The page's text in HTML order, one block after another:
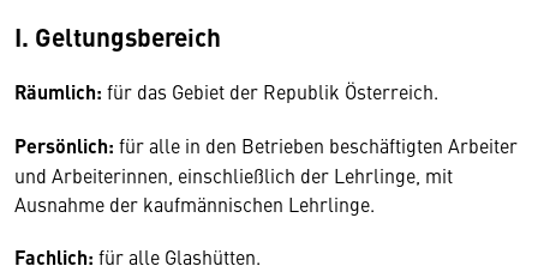
I. Geltungsbereich
Räumlich: für das Gebiet der Republik Österreich.
Persönlich: für alle in den Betrieben beschäftigten Arbeiter
und Arbeiterinnen, einschließlich der Lehrlinge, mit
Ausnahme der kaufmännischen Lehrlinge.
Fachlich: für alle Glashütten.